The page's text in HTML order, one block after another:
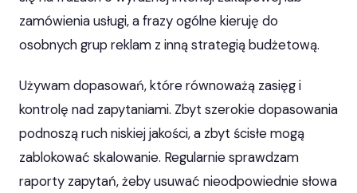
zamówienia usługi, a frazy ogólne kieruję do
osobnych grup reklam z inną strategią budżetową.
Używam dopasowań, które równoważą zasięg i
kontrolę nad zapytaniami. Zbyt szerokie dopasowania
podnoszą ruch niskiej jakości, a zbyt ścisłe mogą
zablokować skalowanie. Regularnie sprawdzam
raporty zapytań, żeby usuwać nieodpowiednie słowa